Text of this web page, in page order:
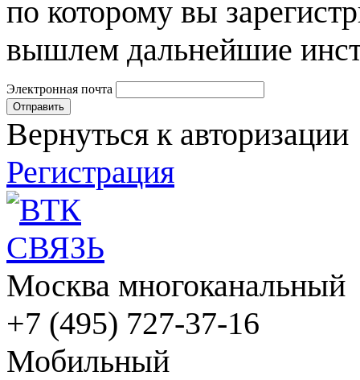
по которому вы
вышлем дальнейшие
Электронная почта
Вернуться к авторизации
Регистрация
Москва многоканальный
+7 (495) 727-37-16
Мобильный